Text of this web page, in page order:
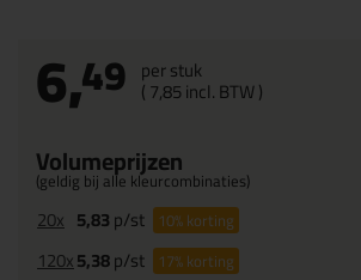
6,49 per stuk
(7,85incl. BTW )
Volumeprijzen
(geldig bij alle kleurcombinaties)
20x 5,83p/st 10%korting
120x5,38p/st 17%korting